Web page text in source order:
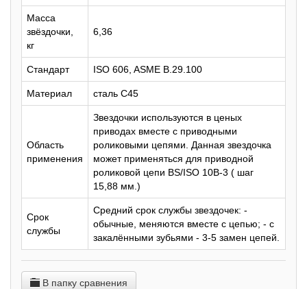
Масса
звёздочки,
кг
6,36
Стандарт ISO 606, ASME B.29.100
Материал сталь C45
Область
применения
Звездочки используются в ценых
приводах вместе с приводными
роликовыми цепями. Данная звездочка
может применяться для приводной
роликовой цепи BS/ISO 10B-3 ( шаг
15,88 мм.)
Срок
службы
Средний срок службы звездочек: -
обычные, меняются вместе с цепью; - с
закалёнными зубьями - 3-5 замен цепей.
В папку сравнения